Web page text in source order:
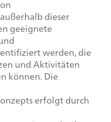
dieser
geeignete
werden, die
und Aktivitäten
können. Die
erfolgt durch